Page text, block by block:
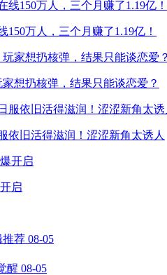
万人，三个月赚了1.19亿！
想扔核弹，结果只能谈恋爱？
依旧活得滋润！涩涩新角太诱人
启
08-05
醒 08-05